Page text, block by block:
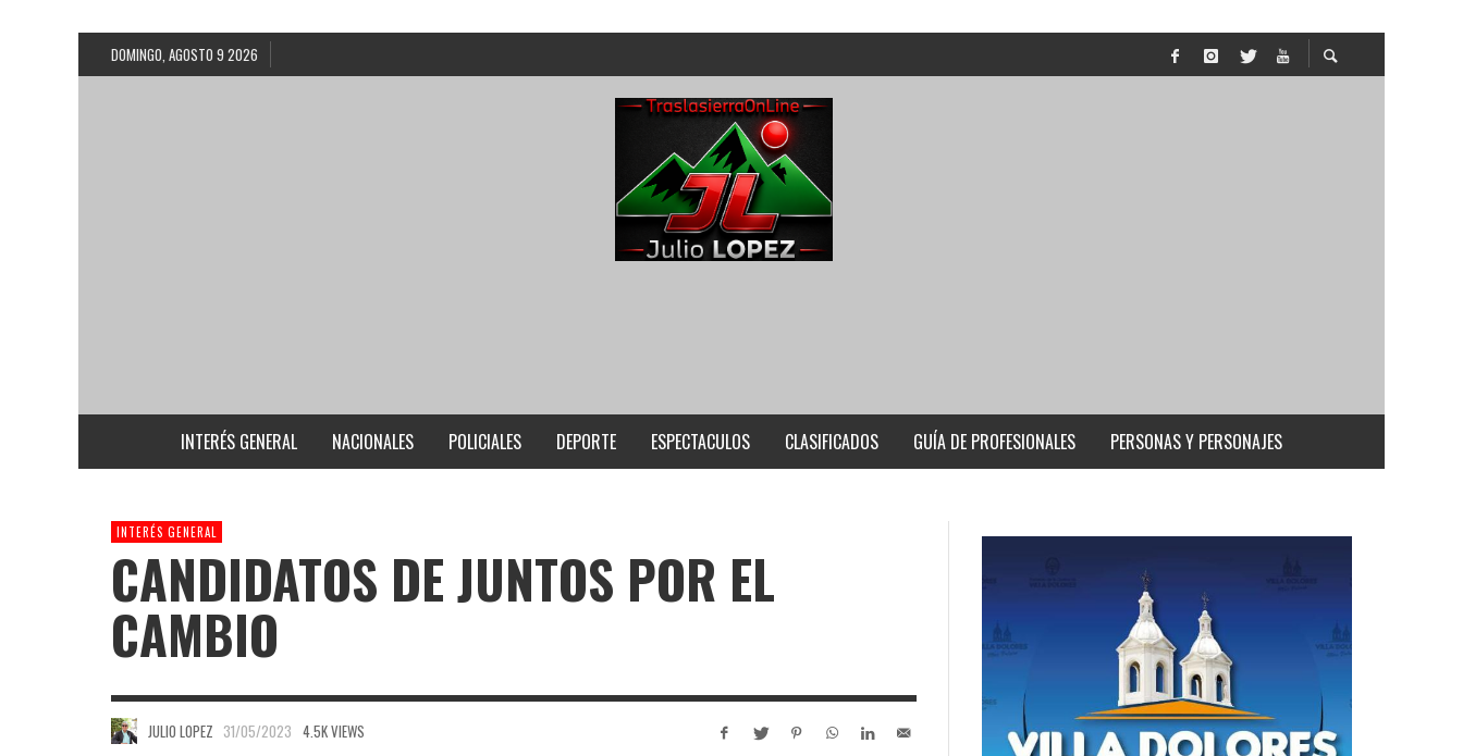
DOMINGO, AGOSTO 9 2026
INTERÉS GENERAL NACIONALES POLICIALES DEPORTE ESPECTACULOS CLASIFICADOS GUÍA DE PROFESIONALES PERSONAS Y PERSONAJES
INTERÉS GENERAL
CANDIDATOS DE JUNTOS POR EL
CAMBIO
JULIO LOPEZ 31/05/2023 4.5K VIEWS